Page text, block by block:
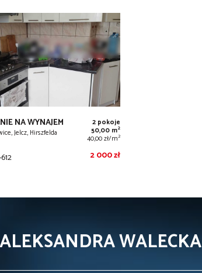
NA WYNAJEM
Jelcz, Hirszfelda
2 pokoje
50,00 m2
40,00 zł/m2
2 000 zł
WALECKA